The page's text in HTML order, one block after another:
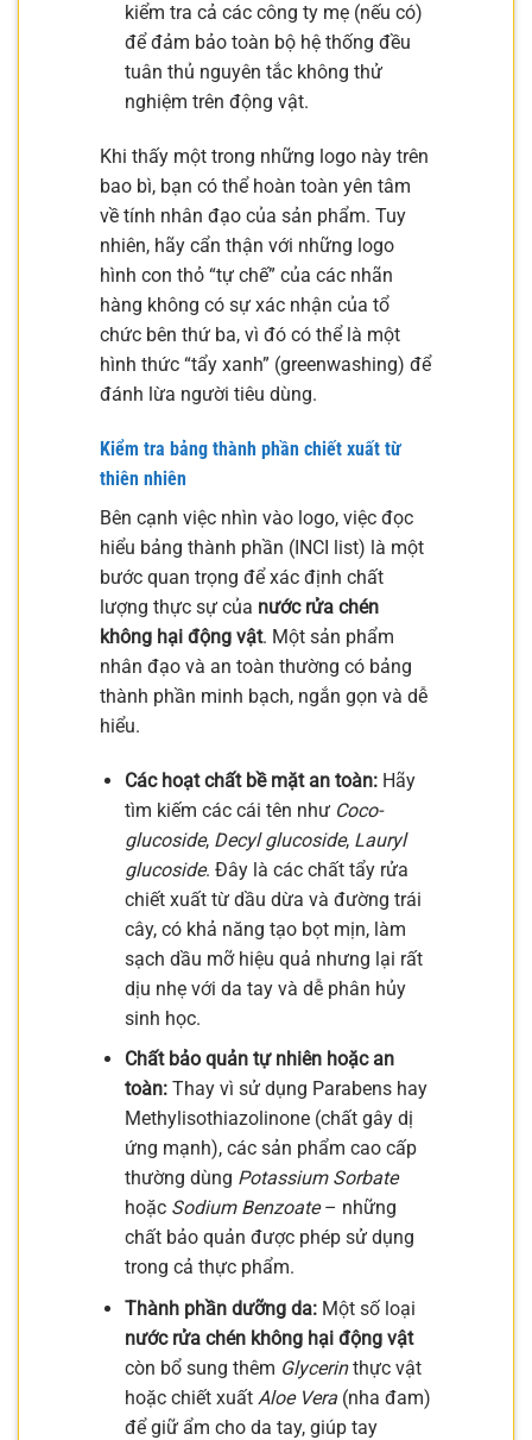
kiểm tra cả các công ty mẹ (nếu có)
để đảm bảo toàn bộ hệ thống đều
tuân thủ nguyên tắc không thử
nghiệm trên động vật.
Khi thấy một trong những logo này trên
bao bì, bạn có thể hoàn toàn yên tâm
về tính nhân đạo của sản phẩm. Tuy
nhiên, hãy cẩn thận với những logo
hình con thỏ “tự chế” của các nhãn
hàng không có sự xác nhận của tổ
chức bên thứ ba, vì đó có thể là một
hình thức “tẩy xanh” (greenwashing) để
đánh lừa người tiêu dùng.
Kiểm tra bảng thành phần chiết xuất từ
thiên nhiên
Bên cạnh việc nhìn vào logo, việc đọc
hiểu bảng thành phần (INCI list) là một
bước quan trọng để xác định chất
lượng thực sự của nước rửa chén
không hại động vật. Một sản phẩm
nhân đạo và an toàn thường có bảng
thành phần minh bạch, ngắn gọn và dễ
hiểu.
Các hoạt chất bề mặt an toàn:Hãy
tìm kiếm các cái tên như Coco-
glucoside, Decyl glucoside, Lauryl
glucoside. Đây là các chất tẩy rửa
chiết xuất từ dầu dừa và đường trái
cây, có khả năng tạo bọt mịn, làm
sạch dầu mỡ hiệu quả nhưng lại rất
dịu nhẹ với da tay và dễ phân hủy
sinh học.
Chất bảo quản tự nhiên hoặc an
toàn:Thay vì sử dụng Parabens hay
Methylisothiazolinone (chất gây dị
ứng mạnh), các sản phẩm cao cấp
thường dùng Potassium Sorbate
hoặc Sodium Benzoate– những
chất bảo quản được phép sử dụng
trong cả thực phẩm.
Thành phần dưỡng da:Một số loại
nước rửa chén không hại động vật
còn bổ sung thêm Glycerinthực vật
hoặc chiết xuất Aloe Vera(nha đam)
để giữ ẩm cho da tay, giúp tay